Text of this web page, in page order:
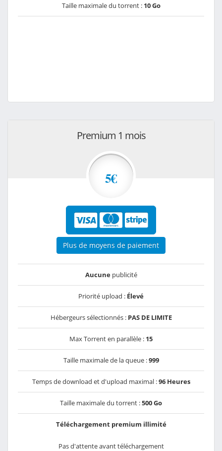
Taille maximale du torrent : 10 Go
Premium 1 mois
5€
Plus de moyens de paiement
Aucunepublicité
Priorité upload : Élevé
Hébergeurs sélectionnés : PAS DE LIMITE
Max Torrent en parallèle : 15
Taille maximale de la queue :999
Temps de download et d'upload maximal :96 Heures
Taille maximale du torrent :500 Go
Téléchargement premium illimité
Pas d'attente avant téléchargement